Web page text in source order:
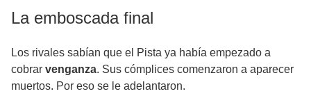
La emboscada final
Los rivales sabían que el Pista ya había empezado a
cobrar venganza. Sus cómplices comenzaron a aparecer
muertos. Por eso se le adelantaron.